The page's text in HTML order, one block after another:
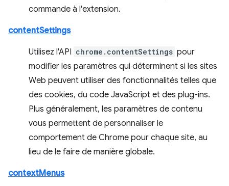
commande à l'extension.
contentSettings
Utilisez l'API chrome.contentSettings pour
modifier les paramètres qui déterminent si les sites
Web peuvent utiliser des fonctionnalités telles que
des cookies, du code JavaScript et des plug-ins.
Plus généralement, les paramètres de contenu
vous permettent de personnaliser le
comportement de Chrome pour chaque site, au
lieu de le faire de manière globale.
contextMenus